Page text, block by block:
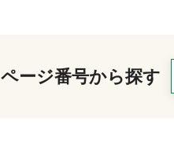
ページ番号から探す